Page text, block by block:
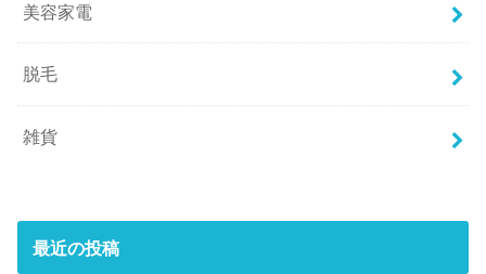
美容家電
脱毛
雑貨
最近の投稿